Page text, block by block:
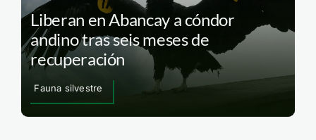
Liberan en Abancay a cóndor
andino tras seis meses de
recuperación
Fauna silvestre